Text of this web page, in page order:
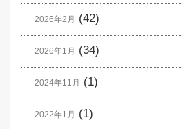
2026年2月 (42)
2026年1月 (34)
2024年11月 (1)
2022年1月 (1)